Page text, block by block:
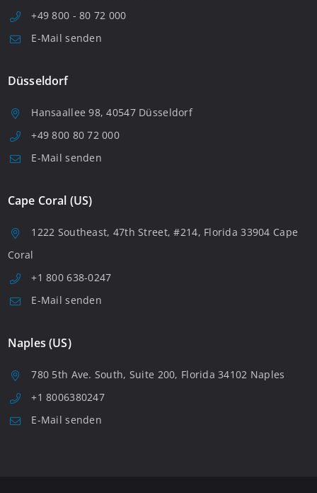
+49 800 - 80 72 000
E-Mail senden
Düsseldorf
Hansaallee 98, 40547 Düsseldorf
+49 800 80 72 000
E-Mail senden
Cape Coral (US)
1222 Southeast, 47th Street, #214, Florida 33904 Cape
Coral
+1 800 638-0247
E-Mail senden
Naples (US)
780 5th Ave. South, Suite 200, Florida 34102 Naples
+1 8006380247
E-Mail senden